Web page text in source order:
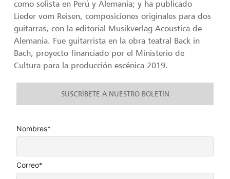
como solista en Perú y Alemania; y ha publicado
Lieder vom Reisen, composiciones originales para dos
guitarras, con la editorial Musikverlag Acoustica de
Alemania. Fue guitarrista en la obra teatral Back in
Bach, proyecto financiado por el Ministerio de
Cultura para la producción escénica 2019.
SUSCRÍBETE A NUESTRO BOLETÍN
Nombres*
Correo*